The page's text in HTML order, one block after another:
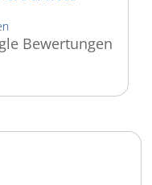
Bewertungen